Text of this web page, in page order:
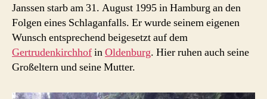
Janssen starb am 31. August 1995 in Hamburg an den
Folgen eines Schlaganfalls. Er wurde seinem eigenen
Wunsch entsprechend beigesetzt auf dem
GertrudenkirchhofinOldenburg. Hier ruhen auch seine
Großeltern und seine Mutter.